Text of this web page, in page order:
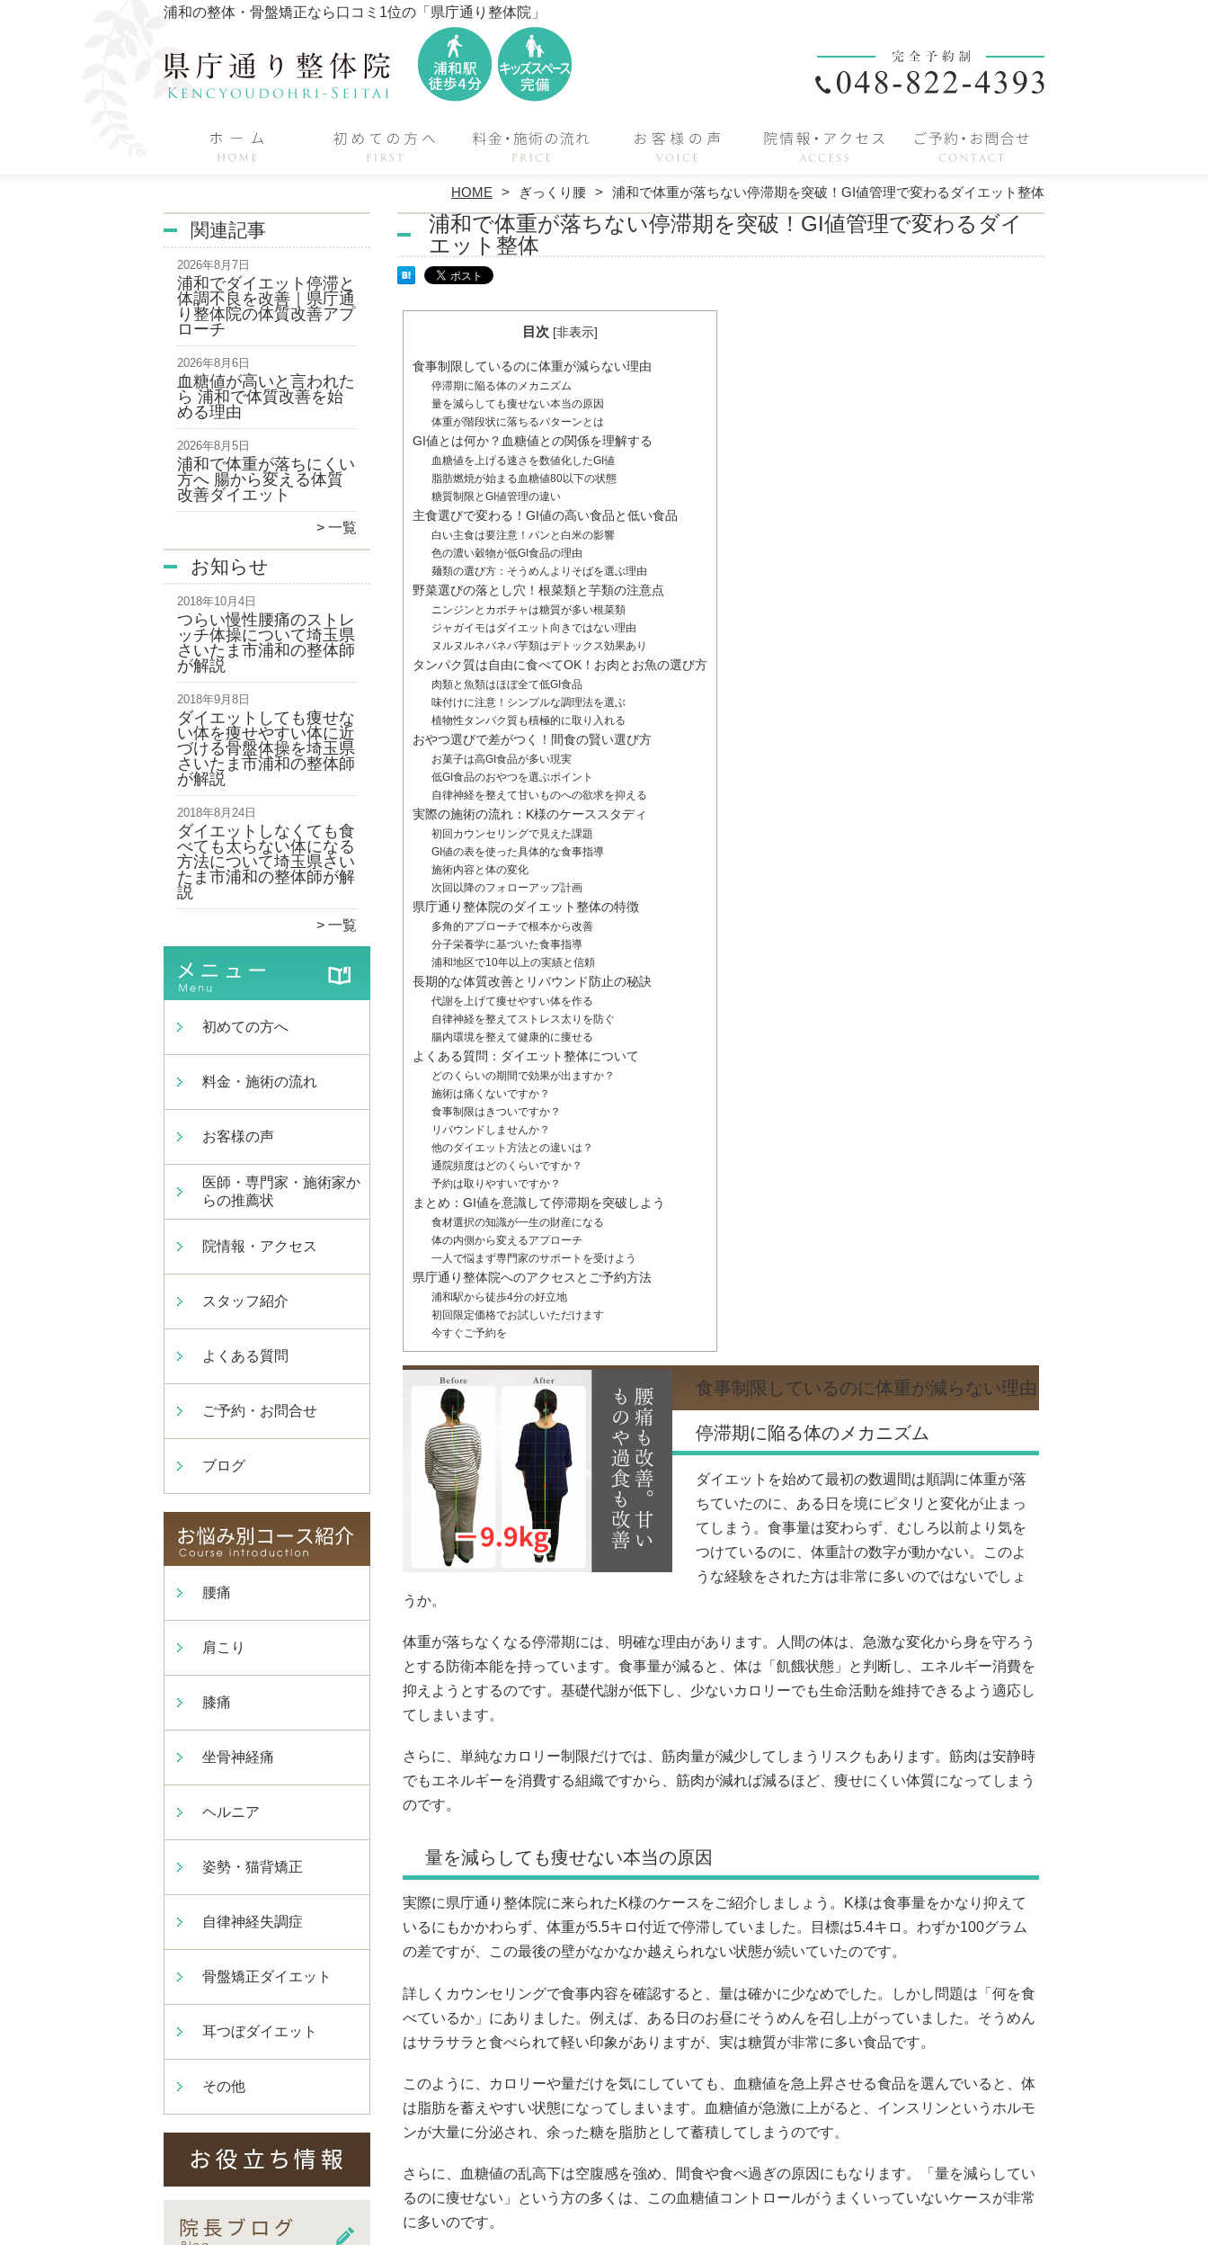
浦和の整体・骨盤矯正なら口コミ1位の「県庁通り整体院」
HOME ぎっくり腰 浦和で体重が落ちない停滞期を突破！GI値管理で変わるダイエット整体
関連記事
2026年8月7日
浦和でダイエット停滞と
体調不良を改善｜県庁通
り整体院の体質改善アプ
ローチ
2026年8月6日
血糖値が高いと言われた
ら 浦和で体質改善を始
める理由
2026年8月5日
浦和で体重が落ちにくい
方へ 腸から変える体質
改善ダイエット
一覧
お知らせ
2018年10月4日
つらい慢性腰痛のストレ
ッチ体操について埼玉県
さいたま市浦和の整体師
が解説
2018年9月8日
ダイエットしても痩せな
い体を痩せやすい体に近
づける骨盤体操を埼玉県
さいたま市浦和の整体師
が解説
2018年8月24日
ダイエットしなくても食
べても太らない体になる
方法について埼玉県さい
たま市浦和の整体師が解
説
一覧
初めての方へ
料金・施術の流れ
お客様の声
医師・専門家・施術家か
らの推薦状
院情報・アクセス
スタッフ紹介
よくある質問
ご予約・お問合せ
ブログ
腰痛
肩こり
膝痛
坐骨神経痛
ヘルニア
姿勢・猫背矯正
自律神経失調症
骨盤矯正ダイエット
耳つぼダイエット
その他
浦和で体重が落ちない停滞期を突破！GI値管理で変わるダイ
エット整体
目次 [非表示]
食事制限しているのに体重が減らない理由
停滞期に陥る体のメカニズム
量を減らしても痩せない本当の原因
体重が階段状に落ちるパターンとは
GI値とは何か？血糖値との関係を理解する
血糖値を上げる速さを数値化したGI値
脂肪燃焼が始まる血糖値80以下の状態
糖質制限とGI値管理の違い
主食選びで変わる！GI値の高い食品と低い食品
白い主食は要注意！パンと白米の影響
色の濃い穀物が低GI食品の理由
麺類の選び方：そうめんよりそばを選ぶ理由
野菜選びの落とし穴！根菜類と芋類の注意点
ニンジンとカボチャは糖質が多い根菜類
ジャガイモはダイエット向きではない理由
ヌルヌルネバネバ芋類はデトックス効果あり
タンパク質は自由に食べてOK！お肉とお魚の選び方
肉類と魚類はほぼ全て低GI食品
味付けに注意！シンプルな調理法を選ぶ
植物性タンパク質も積極的に取り入れる
おやつ選びで差がつく！間食の賢い選び方
お菓子は高GI食品が多い現実
低GI食品のおやつを選ぶポイント
自律神経を整えて甘いものへの欲求を抑える
実際の施術の流れ：K様のケーススタディ
初回カウンセリングで見えた課題
GI値の表を使った具体的な食事指導
施術内容と体の変化
次回以降のフォローアップ計画
県庁通り整体院のダイエット整体の特徴
多角的アプローチで根本から改善
分子栄養学に基づいた食事指導
浦和地区で10年以上の実績と信頼
長期的な体質改善とリバウンド防止の秘訣
代謝を上げて痩せやすい体を作る
自律神経を整えてストレス太りを防ぐ
腸内環境を整えて健康的に痩せる
よくある質問：ダイエット整体について
どのくらいの期間で効果が出ますか？
施術は痛くないですか？
食事制限はきついですか？
リバウンドしませんか？
他のダイエット方法との違いは？
通院頻度はどのくらいですか？
予約は取りやすいですか？
まとめ：GI値を意識して停滞期を突破しよう
食材選択の知識が一生の財産になる
体の内側から変えるアプローチ
一人で悩まず専門家のサポートを受けよう
県庁通り整体院へのアクセスとご予約方法
浦和駅から徒歩4分の好立地
初回限定価格でお試しいただけます
今すぐご予約を
食事制限しているのに体重が減らない理由
停滞期に陥る体のメカニズム
ダイエットを始めて最初の数週間は順調に体重が落
ちていたのに、ある日を境にピタリと変化が止まっ
てしまう。食事量は変わらず、むしろ以前より気を
つけているのに、体重計の数字が動かない。このよ
うな経験をされた方は非常に多いのではないでしょ
うか。
体重が落ちなくなる停滞期には、明確な理由があります。人間の体は、急激な変化から身を守ろう
とする防衛本能を持っています。食事量が減ると、体は「飢餓状態」と判断し、エネルギー消費を
抑えようとするのです。基礎代謝が低下し、少ないカロリーでも生命活動を維持できるよう適応し
てしまいます。
さらに、単純なカロリー制限だけでは、筋肉量が減少してしまうリスクもあります。筋肉は安静時
でもエネルギーを消費する組織ですから、筋肉が減れば減るほど、痩せにくい体質になってしまう
のです。
量を減らしても痩せない本当の原因
実際に県庁通り整体院に来られたK様のケースをご紹介しましょう。K様は食事量をかなり抑えて
いるにもかかわらず、体重が5.5キロ付近で停滞していました。目標は5.4キロ。わずか100グラム
の差ですが、この最後の壁がなかなか越えられない状態が続いていたのです。
詳しくカウンセリングで食事内容を確認すると、量は確かに少なめでした。しかし問題は「何を食
べているか」にありました。例えば、ある日のお昼にそうめんを召し上がっていました。そうめん
はサラサラと食べられて軽い印象がありますが、実は糖質が非常に多い食品です。
このように、カロリーや量だけを気にしていても、血糖値を急上昇させる食品を選んでいると、体
は脂肪を蓄えやすい状態になってしまいます。血糖値が急激に上がると、インスリンというホルモ
ンが大量に分泌され、余った糖を脂肪として蓄積してしまうのです。
さらに、血糖値の乱高下は空腹感を強め、間食や食べ過ぎの原因にもなります。「量を減らしてい
るのに痩せない」という方の多くは、この血糖値コントロールがうまくいっていないケースが非常
に多いのです。